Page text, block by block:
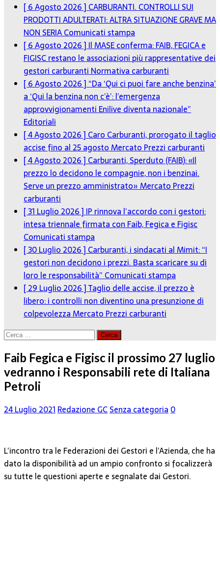
[ 6 Agosto 2026 ] CARBURANTI. CONTROLLI SUI
PRODOTTI ADULTERATI: ALTRA SITUAZIONE GRAVE MA
NON SERIAComunicati stampa
[ 6 Agosto 2026 ] Il MASE conferma: FAIB, FEGICA e
FIGISC restano le associazioni più rappresentative dei
gestori carburanti Normativa carburanti
[ 6 Agosto 2026 ] “Da ‘Qui ci puoi fare anche benzina’
a ‘Qui la benzina non c’è’: l’emergenza
approvvigionamenti Enilive diventa nazionale”
Editoriali
[ 4 Agosto 2026 ] Caro Carburanti, prorogato il taglio
accise fino al 25 agostoMercato Prezzi carburanti
[ 4 Agosto 2026 ] Carburanti, Sperduto (FAIB): «Il
prezzo lo decidono le compagnie, non i benzinai.
Serve un prezzo amministrato»Mercato Prezzi
carburanti
[ 31 Luglio 2026 ] IP rinnova l’accordo con i gestori:
intesa triennale firmata con Faib, Fegica e Figisc
Comunicati stampa
[ 30 Luglio 2026 ] Carburanti, i sindacati al Mimit: “I
gestori non decidono i prezzi. Basta scaricare su di
loro le responsabilità” Comunicati stampa
[ 29 Luglio 2026 ]Taglio delle accise, il prezzo è
libero: i controlli non diventino una presunzione di
colpevolezzaMercato Prezzi carburanti
Ricerca
Faib Fegica e Figisc il prossimo 27 luglio
vedranno i Responsabili rete di Italiana
Petroli
24 Luglio 2021 Redazione GCSenza categoria 0
L’incontro tra le Federazioni dei Gestori e l’Azienda, che ha
dato la disponibilità ad un ampio confronto si focalizzerà
su tutte le questioni aperte e segnalate dai Gestori.